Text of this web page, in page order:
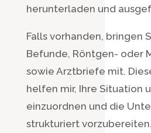
herunterladen und
Falls vorhanden, bringen
Befunde, Röntgen- oder
sowie Arztbriefe mit.
helfen mir, Ihre Situation
einzuordnen und die
strukturiert vorzubereiten.